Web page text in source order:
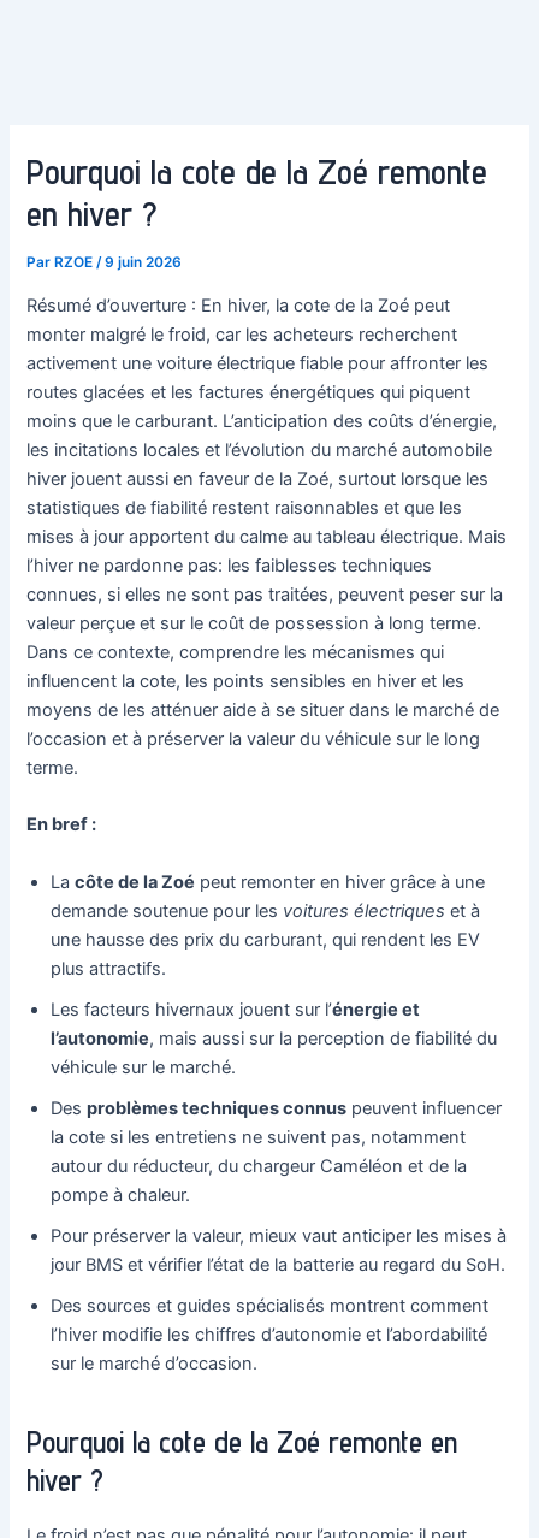
Pourquoi la cote de la Zoé remonte
en hiver ?
Par RZOE/9 juin 2026
Résumé d’ouverture : En hiver, la cote de la Zoé peut
monter malgré le froid, car les acheteurs recherchent
activement une voiture électrique fiable pour affronter les
routes glacées et les factures énergétiques qui piquent
moins que le carburant. L’anticipation des coûts d’énergie,
les incitations locales et l’évolution du marché automobile
hiver jouent aussi en faveur de la Zoé, surtout lorsque les
statistiques de fiabilité restent raisonnables et que les
mises à jour apportent du calme au tableau électrique. Mais
l’hiver ne pardonne pas: les faiblesses techniques
connues, si elles ne sont pas traitées, peuvent peser sur la
valeur perçue et sur le coût de possession à long terme.
Dans ce contexte, comprendre les mécanismes qui
influencent la cote, les points sensibles en hiver et les
moyens de les atténuer aide à se situer dans le marché de
l’occasion et à préserver la valeur du véhicule sur le long
terme.
En bref :
Lacôte de la Zoé peut remonter en hiver grâce à une
demande soutenue pour les voitures électriques et à
une hausse des prix du carburant, qui rendent les EV
plus attractifs.
Les facteurs hivernaux jouent sur l’énergie et
l’autonomie, mais aussi sur la perception de fiabilité du
véhicule sur le marché.
Desproblèmes techniques connus peuvent influencer
la cote si les entretiens ne suivent pas, notamment
autour du réducteur, du chargeur Caméléon et de la
pompe à chaleur.
Pour préserver la valeur, mieux vaut anticiper les mises à
jour BMS et vérifier l’état de la batterie au regard du SoH.
Des sources et guides spécialisés montrent comment
l’hiver modifie les chiffres d’autonomie et l’abordabilité
sur le marché d’occasion.
Pourquoi la cote de la Zoé remonte en
hiver ?